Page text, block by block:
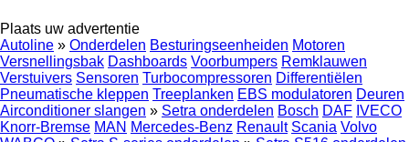
Plaats uw advertentie
Autoline » Onderdelen Besturingseenheiden Motoren
Versnellingsbak Dashboards Voorbumpers Remklauwen
Verstuivers Sensoren Turbocompressoren Differentiëlen
Pneumatische kleppen Treeplanken EBS modulatoren Deuren
Airconditioner slangen » Setra onderdelen Bosch DAF IVECO
Knorr-Bremse MAN Mercedes-Benz Renault Scania Volvo